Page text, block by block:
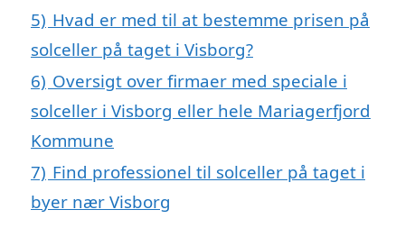
5) Hvad er med til at bestemme prisen på
solceller på taget i Visborg?
6) Oversigt over firmaer med speciale i
solceller i Visborg eller hele Mariagerfjord
Kommune
7) Find professionel til solceller på taget i
byer nær Visborg